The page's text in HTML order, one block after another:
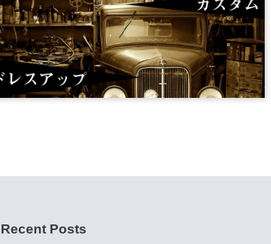
Recent Posts